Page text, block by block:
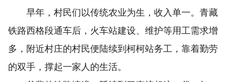
早年，村民们以传统农业为生，收入单一。青藏
铁路西格段通车后，火车站建设、维护等用工需求增
多，附近村庄的村民便陆续到柯柯站务工，靠着勤劳
的双手，撑起一家人的生活。